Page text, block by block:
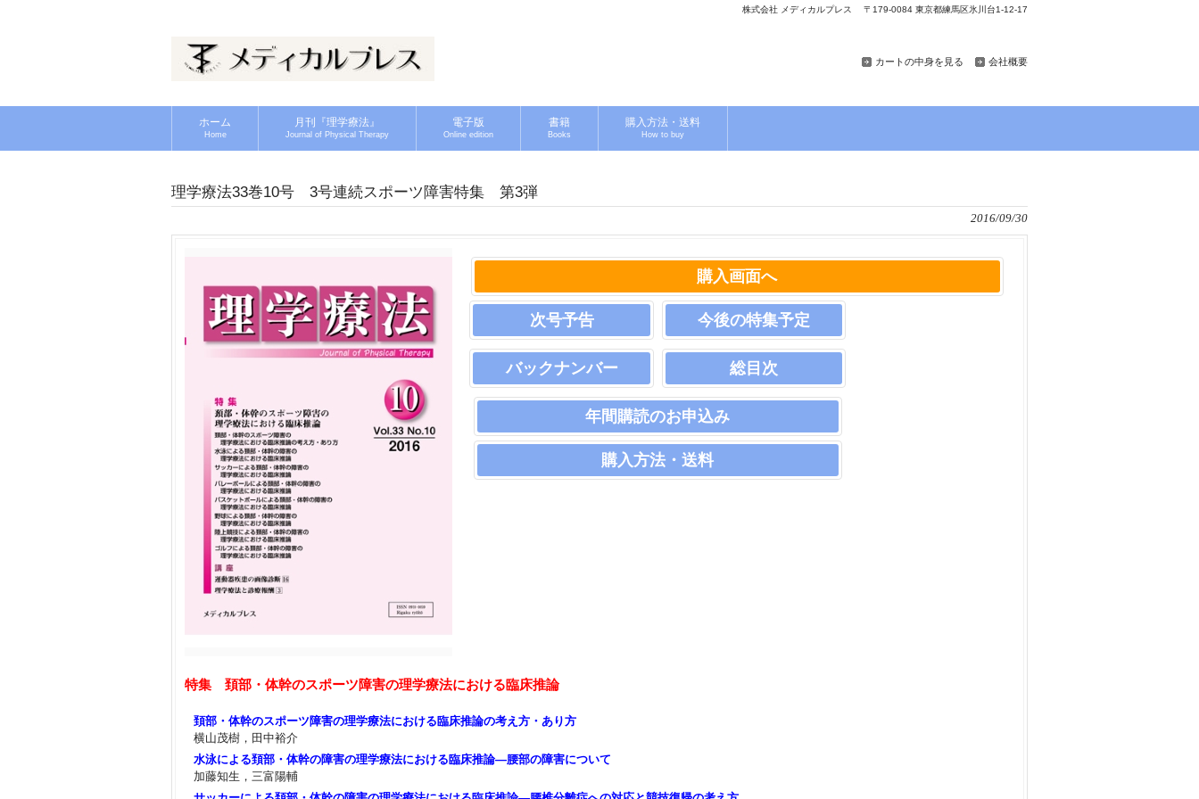
株式会社 メディカルプレス 〒179-0084 東京都練馬区氷川台1-12-17
カートの中身を見る 会社概要
ホーム
Home
月刊『理学療法』
Journal of Physical Therapy
電子版
Online edition
書籍
Books
購入方法・送料
How to buy
理学療法33巻10号 3号連続スポーツ障害特集 第3弾
2016/09/30
購入画面へ
次号予告 今後の特集予定
バックナンバー 総目次
年間購読のお申込み
購入方法・送料
特集 頚部 ・ 体幹のスポーツ障害の理学療法における臨床推論
頚部・体幹のスポーツ障害の理学療法における臨床推論の考え方・あり方
横山茂樹，田中裕介
水泳による頚部・体幹の障害の理学療法における臨床推論―腰部の障害について
加藤知生，三富陽輔